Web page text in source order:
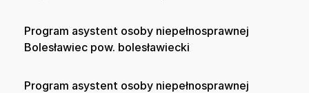
Program asystent osoby niepełnosprawnej
Bolesławiec pow. bolesławiecki
Program asystent osoby niepełnosprawnej